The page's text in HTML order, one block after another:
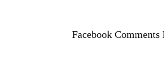
Facebook Comments